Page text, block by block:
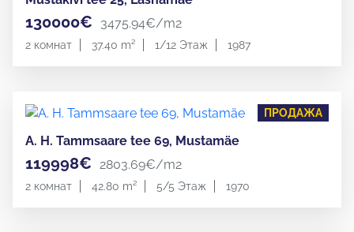
130000€ 3475.94€/m2
2 комнат 37.40 m² 1/12 Этаж 1987
ПРОДАЖА
A. H. Tammsaare tee 69, Mustamäe
119998€ 2803.69€/m2
2 комнат 42.80 m² 5/5 Этаж 1970